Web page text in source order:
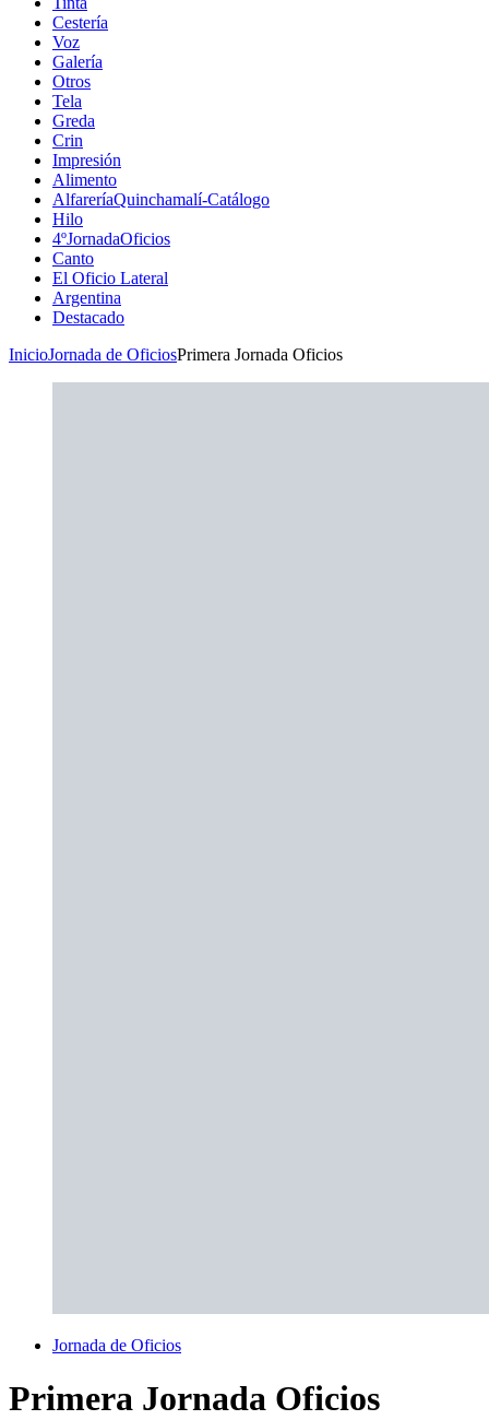
Cestería
Voz
Galería
Otros
Tela
Greda
Crin
Impresión
Alimento
AlfareríaQuinchamalí-Catálogo
Hilo
4ºJornadaOficios
Canto
El Oficio Lateral
Argentina
Destacado
InicioJornada de OficiosPrimera Jornada Oficios
Jornada de Oficios
Primera Jornada Oficios